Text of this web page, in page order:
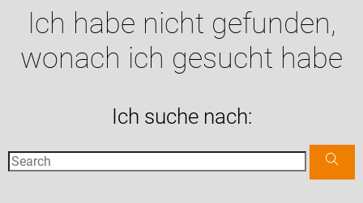
Ich habe nicht gefunden,
wonach ich gesucht habe
Ich suche nach: